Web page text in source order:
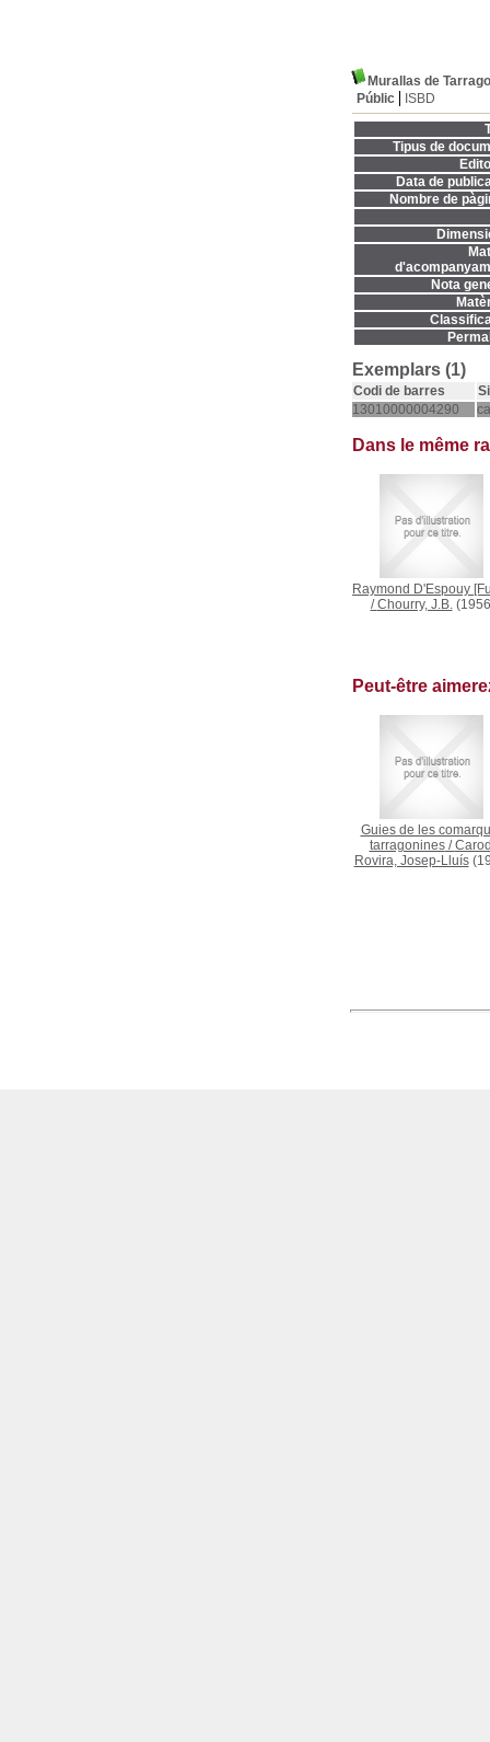
Murallas de
Públic
ISBD
Tipus de
Data de
Nombre de
Nota
Exemplars (1)
Codi de barres
13010000004290
Dans le même
Raymond D'Espouy
/Chourry, J.B.
Peut-être
Guies de les
tarragonines/
Rovira, Josep-Lluís